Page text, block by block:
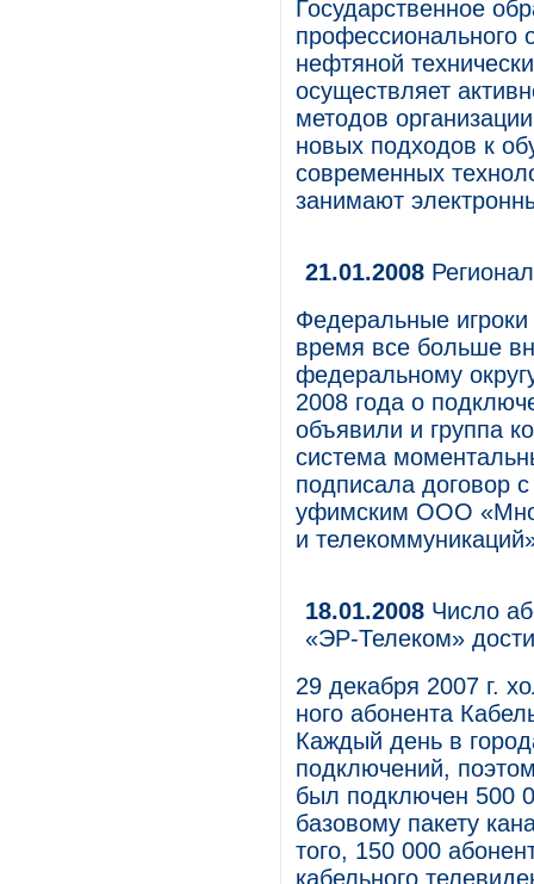
Государственное
профессионального
нефтяной
осуществляет
методов
новых подходов к
современных
занимают
21.01.2008
Федеральные
время все больше
федеральному
2008 года о
объявили и группа
система
подписала договор
уфимским ООО
и
18.01.2008 Число
«ЭР-Телеком»
29 декабря 2007 г.
ного абонента
Каждый день в
подключений,
был подключен 500
базовому пакету
того, 150 000
кабельного